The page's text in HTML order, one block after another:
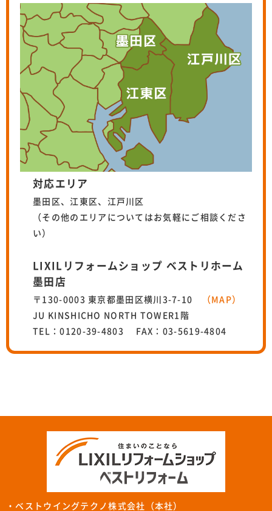
対応エリア
墨田区、江東区、江戸川区
（その他のエリアについてはお気軽にご相談くださ
い）
LIXILリフォームショップ ベストリホーム
墨田店
〒130-0003 東京都墨田区横川3-7-10
（MAP）
JU KINSHICHO NORTH TOWER1階
TEL：0120-39-4803 FAX：03-5619-4804
・ベストウイングテクノ株式会社（本社）